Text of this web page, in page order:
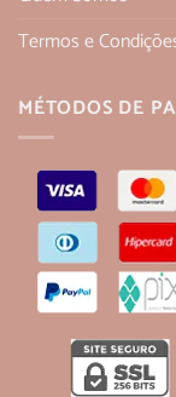
Termos e
MÉTODOS DE